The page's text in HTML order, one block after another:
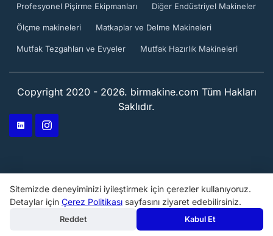
Profesyonel Pişirme Ekipmanları Diğer Endüstriyel Makineler
Ölçme makineleri Matkaplar ve Delme Makineleri
Mutfak Tezgahları ve Evyeler Mutfak Hazırlık Makineleri
Copyright 2020 - 2026. birmakine.com Tüm Hakları
Saklıdır.
Sitemizde deneyiminizi iyileştirmek için çerezler kullanıyoruz.
Detaylar için Çerez Politikası sayfasını ziyaret edebilirsiniz.
Reddet Kabul Et